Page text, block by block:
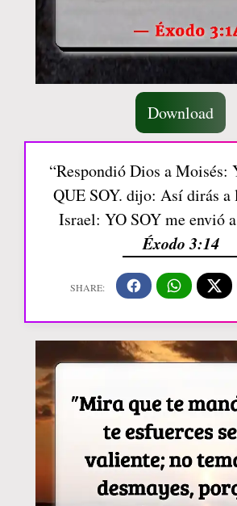
Download
“Respondió Dios a Moisés:
QUE SOY. dijo: Así dirás a
Israel: YO SOY me envió
Éxodo 3:14